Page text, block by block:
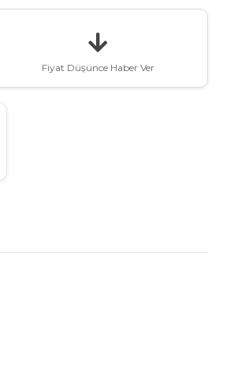
Fiyat Düşünce Haber Ver